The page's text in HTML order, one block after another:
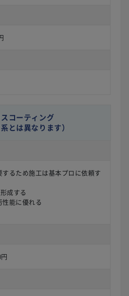
コーティング
系とは異なります）
するため施工は基本プロに依頼す
成する
性能に優れる